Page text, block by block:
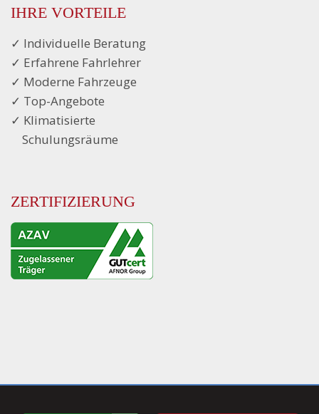
IHRE VORTEILE
✓ Individuelle Beratung
✓ Erfahrene Fahrlehrer
✓ Moderne Fahrzeuge
✓ Top-Angebote
✓ Klimatisierte
Schulungsräume
ZERTIFIZIERUNG